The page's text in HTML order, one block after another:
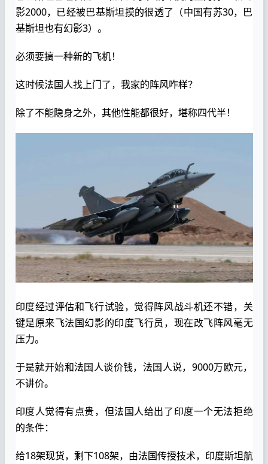
影2000，已经被巴基斯坦摸的很透了（中国有苏30，巴
基斯坦也有幻影3）。
必须要搞一种新的飞机！
这时候法国人找上门了，我家的阵风咋样？
除了不能隐身之外，其他性能都很好，堪称四代半！
印度经过评估和飞行试验，觉得阵风战斗机还不错，关
键是原来飞法国幻影的印度飞行员，现在改飞阵风毫无
压力。
于是就开始和法国人谈价钱，法国人说，9000万欧元，
不讲价。
印度人觉得有点贵，但法国人给出了印度一个无法拒绝
的条件：
给18架现货，剩下108架，由法国传授技术，印度斯坦航